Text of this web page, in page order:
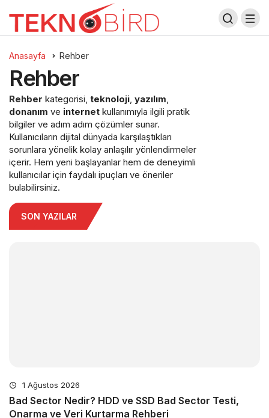
Anasayfa Rehber
Rehber
Rehber kategorisi, teknoloji, yazılım,
donanım ve internet kullanımıyla ilgili pratik
bilgiler ve adım adım çözümler sunar.
Kullanıcıların dijital dünyada karşılaştıkları
sorunlara yönelik kolay anlaşılır yönlendirmeler
içerir. Hem yeni başlayanlar hem de deneyimli
kullanıcılar için faydalı ipuçları ve öneriler
bulabilirsiniz.
SON YAZILAR
1 Ağustos 2026
Bad Sector Nedir? HDD ve SSD Bad Sector Testi,
Onarma ve Veri Kurtarma Rehberi